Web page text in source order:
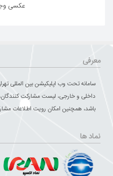
عکسی
معرفی
سامانه تحت وب اپلیکیشن بین المللی
داخلی و خارجی، لیست مشارکت
باشد، همچنین امکان رویت اطلاعات
نماد ها